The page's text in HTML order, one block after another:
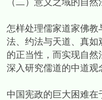
（二）意义之域的自
怎样处理儒家道家佛
法、约法与天道、真
的正当性，而实现自
深入研究儒道的中道
中国宪政的巨大困难